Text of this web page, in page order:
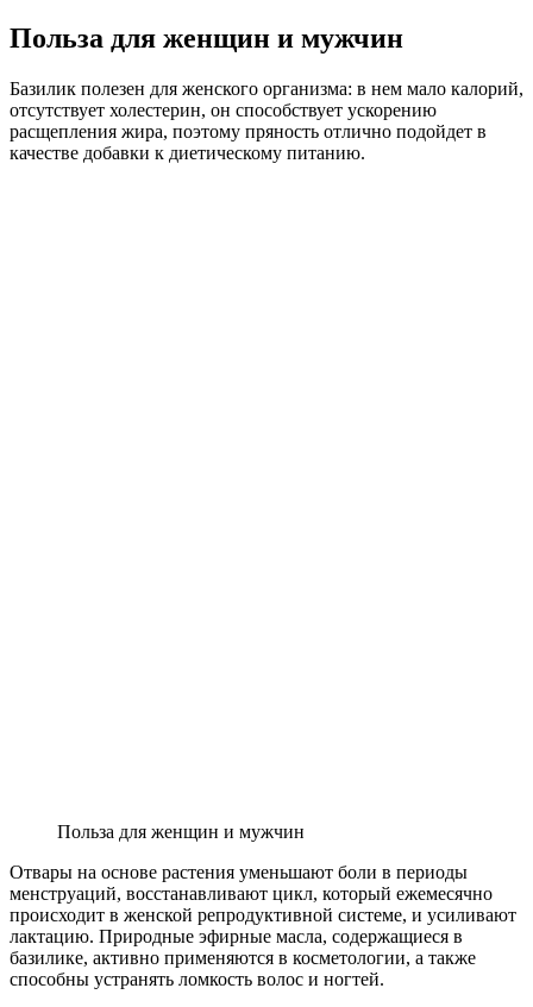
Польза для женщин и мужчин
Базилик полезен для женского организма: в нем мало калорий,
отсутствует холестерин, он способствует ускорению
расщепления жира, поэтому пряность отлично подойдет в
качестве добавки к диетическому питанию.
Польза для женщин и мужчин
Отвары на основе растения уменьшают боли в периоды
менструаций, восстанавливают цикл, который ежемесячно
происходит в женской репродуктивной системе, и усиливают
лактацию. Природные эфирные масла, содержащиеся в
базилике, активно применяются в косметологии, а также
способны устранять ломкость волос и ногтей.